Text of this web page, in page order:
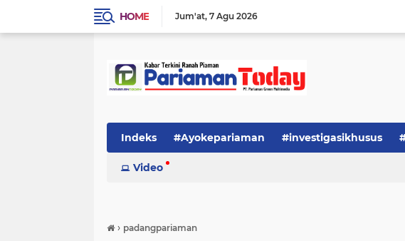
HOME Jum'at 7 Agu 2026
Indeks #Ayokepariaman #investigasikhusus
Video
› padangpariaman